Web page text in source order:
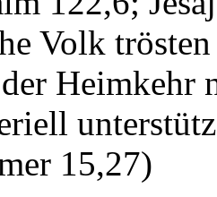
Volk
Heimkehr
15,27)